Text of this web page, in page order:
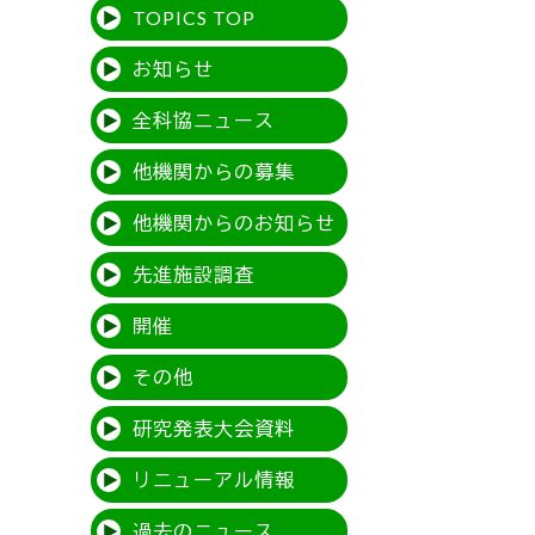
TOPICS TOP
お知らせ
全科協ニュース
他機関からの募集
他機関からのお知らせ
先進施設調査
開催
その他
研究発表大会資料
リニューアル情報
過去のニュース